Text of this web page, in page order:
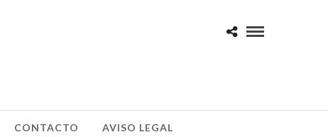
CONTACTO AVISO LEGAL